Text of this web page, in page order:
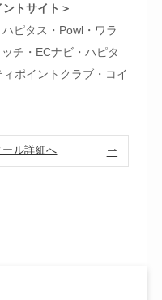
トサイト＞
ピタス・Powl・ワラ
チ・ECナビ・ハピタ
ポイントクラブ・コイ
ール詳細へ